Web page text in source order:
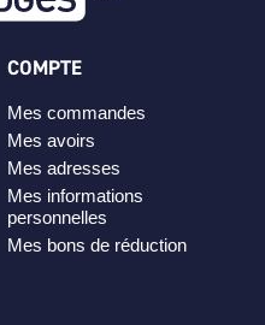
COMPTE
Mes commandes
Mes avoirs
Mes adresses
Mes informations
personnelles
Mes bons de réduction